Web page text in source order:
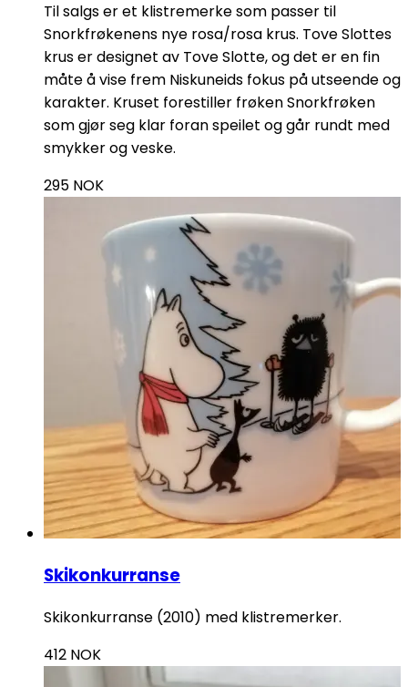
Til salgs er et klistremerke som passer til
Snorkfrøkenens nye rosa/rosa krus. Tove Slottes
krus er designet av Tove Slotte, og det er en fin
måte å vise frem Niskuneids fokus på utseende og
karakter. Kruset forestiller frøken Snorkfrøken
som gjør seg klar foran speilet og går rundt med
smykker og veske.
295 NOK
Skikonkurranse
Skikonkurranse (2010) med klistremerker.
412 NOK